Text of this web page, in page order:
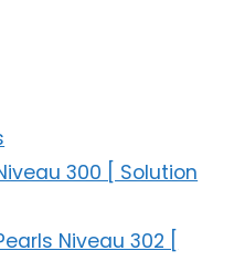
300 [ Solution
Niveau 302 [